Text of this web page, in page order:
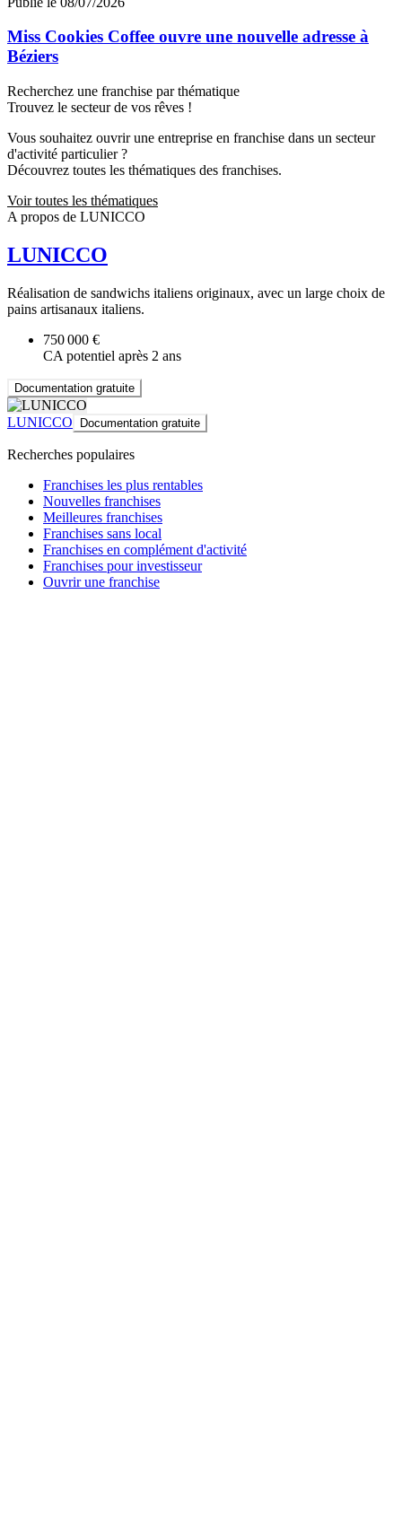
Miss Cookies Coffee ouvre une nouvelle adresse à
Béziers
Recherchez une franchise par thématique
Trouvez le secteur de vos rêves !
Vous souhaitez ouvrir une entreprise en franchise dans un secteur
d'activité particulier ?
Découvrez toutes les thématiques des franchises.
Voir toutes les thématiques
A propos de LUNICCO
LUNICCO
Réalisation de sandwichs italiens originaux, avec un large choix de
pains artisanaux italiens.
750 000 €
CA potentiel après 2 ans
Documentation gratuite
LUNICCO Documentation gratuite
Recherches populaires
Franchises les plus rentables
Nouvelles franchises
Meilleures franchises
Franchises sans local
Franchises en complément d'activité
Franchises pour investisseur
Ouvrir une franchise